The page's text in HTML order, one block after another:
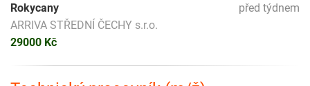
před týdnem
Rokycany
ARRIVA STŘEDNÍ ČECHY s.r.o.
29000 Kč